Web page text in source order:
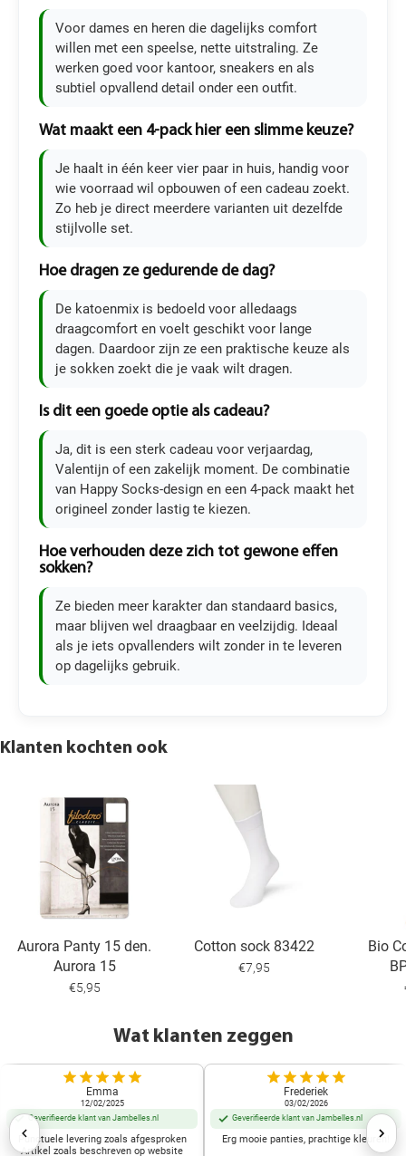
Voor dames en heren die dagelijks comfort
willen met een speelse, nette uitstraling. Ze
werken goed voor kantoor, sneakers en als
subtiel opvallend detail onder een outfit.
Wat maakt een 4-pack hier een slimme keuze?
Je haalt in één keer vier paar in huis, handig voor
wie voorraad wil opbouwen of een cadeau zoekt.
Zo heb je direct meerdere varianten uit dezelfde
stijlvolle set.
Hoe dragen ze gedurende de dag?
De katoenmix is bedoeld voor alledaags
draagcomfort en voelt geschikt voor lange
dagen. Daardoor zijn ze een praktische keuze als
je sokken zoekt die je vaak wilt dragen.
Is dit een goede optie als cadeau?
Ja, dit is een sterk cadeau voor verjaardag,
Valentijn of een zakelijk moment. De combinatie
van Happy Socks-design en een 4-pack maakt het
origineel zonder lastig te kiezen.
Hoe verhouden deze zich tot gewone effen
sokken?
Ze bieden meer karakter dan standaard basics,
maar blijven wel draagbaar en veelzijdig. Ideaal
als je iets opvallenders wilt zonder in te leveren
op dagelijks gebruik.
Klanten kochten ook
Aurora Panty 15 den.
Aurora 15
€5,95
Cotton sock 83422
€7,95
Bio
Wat klanten zeggen
Emma
12/02/2025
Geverifieerde klant van Jambelles.nl
Punctuele levering zoals afgesproken
Artikel zoals beschreven op website
Frederiek
03/02/2026
Geverifieerde klant van Jambelles.nl
Erg mooie panties, prachtige kleuren!